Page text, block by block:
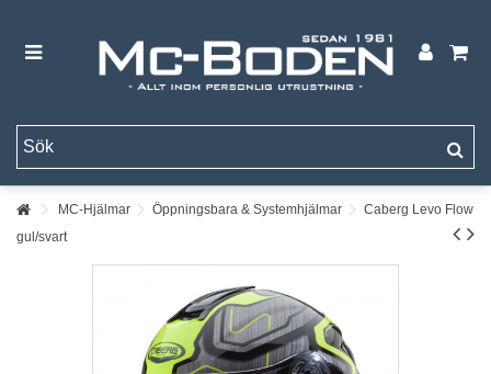
MC-Hjälmar Öppningsbara & Systemhjälmar
Caberg Levo Flow
gul/svart